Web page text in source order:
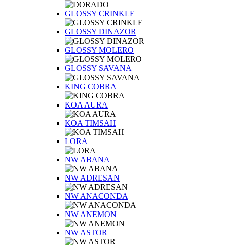
GLOSSY CRINKLE
GLOSSY DINAZOR
GLOSSY MOLERO
GLOSSY SAVANA
KING COBRA
KOA AURA
KOA TIMSAH
LORA
NW ABANA
NW ADRESAN
NW ANACONDA
NW ANEMON
NW ASTOR